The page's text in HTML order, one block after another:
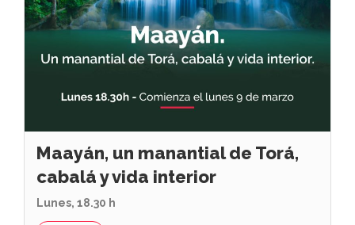
Maayán, un manantial de Torá,
cabalá y vida interior
Lunes, 18.30 h